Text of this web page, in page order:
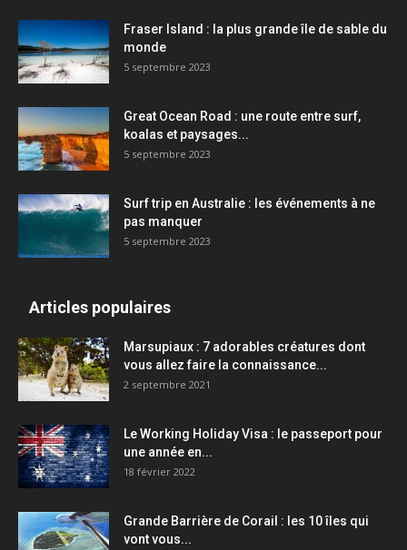
Fraser Island : la plus grande île de sable du
monde
5 septembre 2023
Great Ocean Road : une route entre surf,
koalas et paysages...
5 septembre 2023
Surf trip en Australie : les événements à ne
pas manquer
5 septembre 2023
Articles populaires
Marsupiaux : 7 adorables créatures dont
vous allez faire la connaissance...
2 septembre 2021
Le Working Holiday Visa : le passeport pour
une année en...
18 février 2022
Grande Barrière de Corail : les 10 îles qui
vont vous...